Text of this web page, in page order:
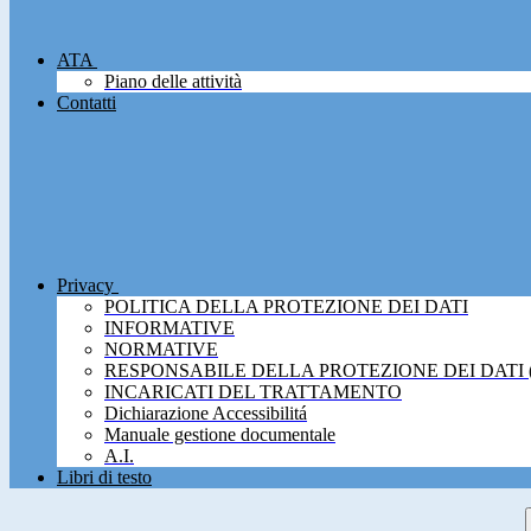
ATA
Piano delle attività
Contatti
Privacy
POLITICA DELLA PROTEZIONE DEI DATI
INFORMATIVE
NORMATIVE
RESPONSABILE DELLA PROTEZIONE DEI DATI
INCARICATI DEL TRATTAMENTO
Dichiarazione Accessibilitá
Manuale gestione documentale
A.I.
Libri di testo